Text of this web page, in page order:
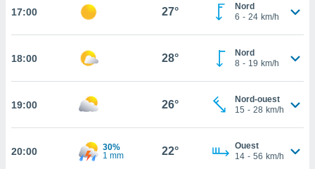
les
pas
vous
17:00 27°
Nord
6 - 24 km/h
18:00 28°
Nord
8 - 19 km/h
19:00 26°
Nord-ouest
15 - 28 km/h
20:00
30%
1 mm
22°
Ouest
14 - 56 km/h